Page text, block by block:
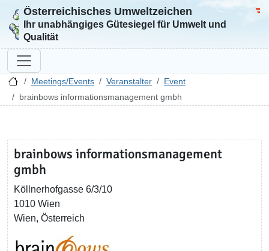
Zur Startseite
Österreichisches Umweltzeichen
Ihr unabhängiges Gütesiegel für Umwelt und
Qualität
Meetings/Events Veranstalter
Event
brainbows informationsmanagement gmbh
brainbows informationsmanagement
gmbh
Köllnerhofgasse 6/3/10
1010 Wien
Wien, Österreich